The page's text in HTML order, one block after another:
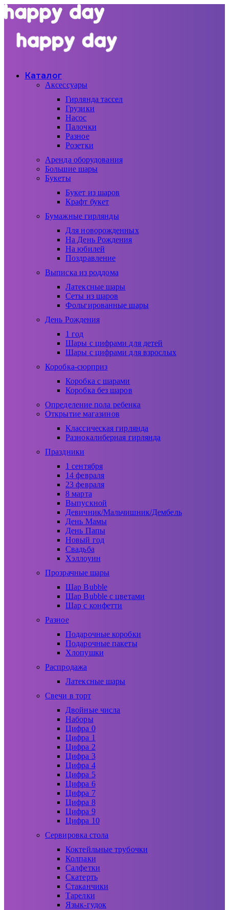
Каталог
Аксессуары
Гирлянда тассел
Грузики
Насос
Палочки
Разное
Розетки
Аренда оборудования
Большие шары
Букеты
Букет из шаров
Крафт букет
Бумажные гирлянды
Для новорожденных
На День Рождения
На юбилей
Поздравление
Выписка из роддома
Латексные шары
Сеты из шаров
Фольгированные шары
День Рождения
1 год
Шары с цифрами для детей
Шары с цифрами для взрослых
Коробка-сюрприз
Коробка с шарами
Коробка без шаров
Определение пола ребенка
Открытие магазинов
Классическая гирлянда
Разнокалиберная гирлянда
Праздники
1 сентября
14 февраля
23 февраля
8 марта
Выпускной
Девичник/Мальчишник/Дембель
День Мамы
День Папы
Новый год
Свадьба
Хэллоуин
Прозрачные шары
Шар Bubble
Шар Bubble с цветами
Шар с конфетти
Разное
Подарочные коробки
Подарочные пакеты
Хлопушки
Распродажа
Латексные шары
Свечи в торт
Двойные числа
Наборы
Цифра 0
Цифра 1
Цифра 2
Цифра 3
Цифра 4
Цифра 5
Цифра 6
Цифра 7
Цифра 8
Цифра 9
Цифра 10
Сервировка стола
Коктейльные трубочки
Колпаки
Салфетки
Скатерть
Стаканчики
Тарелки
Язык-гудок